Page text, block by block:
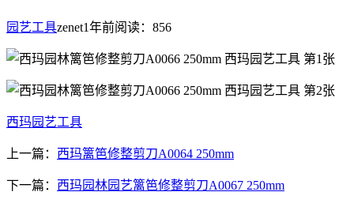
园艺工具zenet1年前阅读：856
西玛园艺工具
上一篇： 西玛篱笆修整剪刀A0064 250mm
下一篇： 西玛园林园艺篱笆修整剪刀A0067 250mm